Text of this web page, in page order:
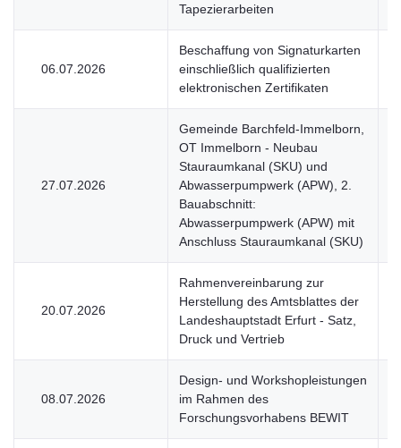
Tapezierarbeiten
06.07.2026
Beschaffung von Signaturkarten
einschließlich qualifizierten
elektronischen Zertifikaten
27.07.2026
Gemeinde Barchfeld-Immelborn,
OT Immelborn - Neubau
Stauraumkanal (SKU) und
Abwasserpumpwerk (APW), 2.
Bauabschnitt:
Abwasserpumpwerk (APW) mit
Anschluss Stauraumkanal (SKU)
20.07.2026
Rahmenvereinbarung zur
Herstellung des Amtsblattes der
Landeshauptstadt Erfurt - Satz,
Druck und Vertrieb
08.07.2026
Design- und Workshopleistungen
im Rahmen des
Forschungsvorhabens BEWIT